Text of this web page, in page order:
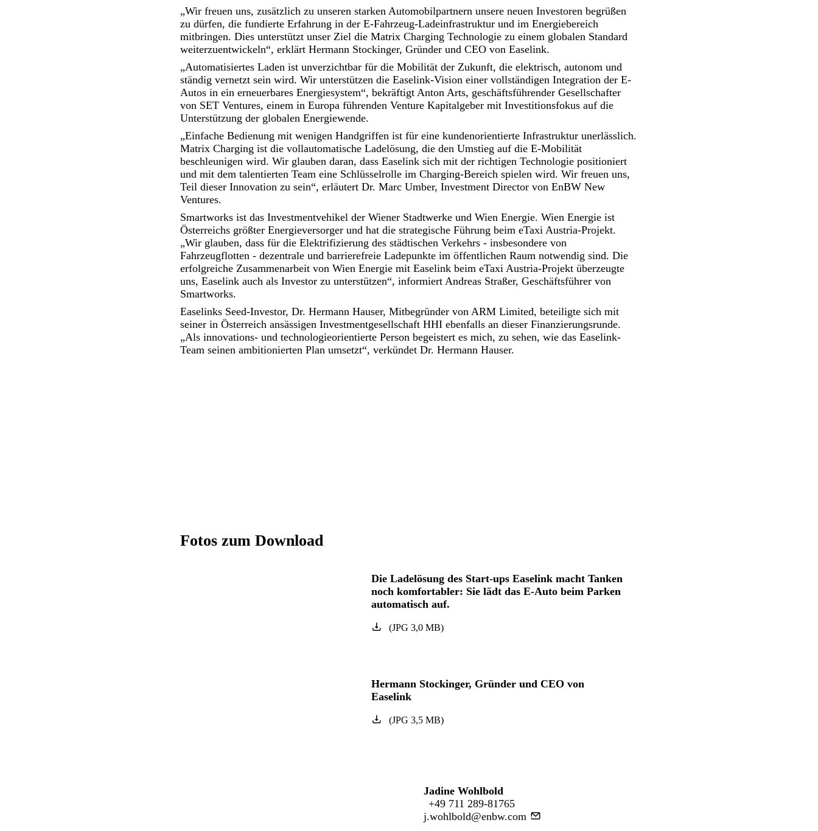
„Wir freuen uns, zusätzlich zu unseren starken Automobilpartnern unsere neuen Investoren begrüßen
zu dürfen, die fundierte Erfahrung in der E-Fahrzeug-Ladeinfrastruktur und im Energiebereich
mitbringen. Dies unterstützt unser Ziel die Matrix Charging Technologie zu einem globalen Standard
weiterzuentwickeln“, erklärt Hermann Stockinger, Gründer und CEO von Easelink.
„Automatisiertes Laden ist unverzichtbar für die Mobilität der Zukunft, die elektrisch, autonom und
ständig vernetzt sein wird. Wir unterstützen die Easelink-Vision einer vollständigen Integration der E-
Autos in ein erneuerbares Energiesystem“, bekräftigt Anton Arts, geschäftsführender Gesellschafter
von SET Ventures, einem in Europa führenden Venture Kapitalgeber mit Investitionsfokus auf die
Unterstützung der globalen Energiewende.
„Einfache Bedienung mit wenigen Handgriffen ist für eine kundenorientierte Infrastruktur unerlässlich.
Matrix Charging ist die vollautomatische Ladelösung, die den Umstieg auf die E-Mobilität
beschleunigen wird. Wir glauben daran, dass Easelink sich mit der richtigen Technologie positioniert
und mit dem talentierten Team eine Schlüsselrolle im Charging-Bereich spielen wird. Wir freuen uns,
Teil dieser Innovation zu sein“, erläutert Dr. Marc Umber, Investment Director von EnBW New
Ventures.
Smartworks ist das Investmentvehikel der Wiener Stadtwerke und Wien Energie. Wien Energie ist
Österreichs größter Energieversorger und hat die strategische Führung beim eTaxi Austria-Projekt.
„Wir glauben, dass für die Elektrifizierung des städtischen Verkehrs - insbesondere von
Fahrzeugflotten - dezentrale und barrierefreie Ladepunkte im öffentlichen Raum notwendig sind. Die
erfolgreiche Zusammenarbeit von Wien Energie mit Easelink beim eTaxi Austria-Projekt überzeugte
uns, Easelink auch als Investor zu unterstützen“, informiert Andreas Straßer, Geschäftsführer von
Smartworks.
Easelinks Seed-Investor, Dr. Hermann Hauser, Mitbegründer von ARM Limited, beteiligte sich mit
seiner in Österreich ansässigen Investmentgesellschaft HHI ebenfalls an dieser Finanzierungsrunde.
„Als innovations- und technologieorientierte Person begeistert es mich, zu sehen, wie das Easelink-
Team seinen ambitionierten Plan umsetzt“, verkündet Dr. Hermann Hauser.
Fotos zum Download
Die Ladelösung des Start-ups Easelink macht Tanken
noch komfortabler: Sie lädt das E-Auto beim Parken
automatisch auf.
(JPG 3,0 MB)
Hermann Stockinger, Gründer und CEO von
Easelink
(JPG 3,5 MB)
Jadine Wohlbold
+49 711 289-81765
j.wohlbold@enbw.com